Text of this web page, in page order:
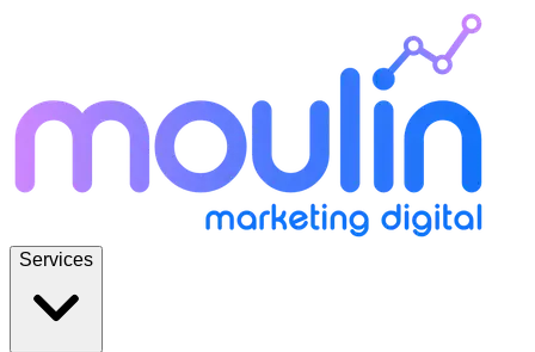
Services